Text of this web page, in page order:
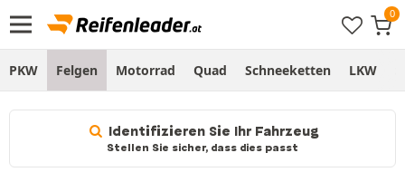
PKW Felgen Motorrad Quad Schneeketten LKW
Identifizieren Sie Ihr Fahrzeug
Stellen Sie sicher, dass dies passt